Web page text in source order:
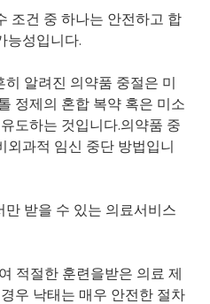
조건 중 하나는 안전하고 합
능성입니다.
알려진 의약품 중절은 미
정제의 혼합 복약 혹은 미소
도하는 것입니다.의약품 중
외과적 임신 중단 방법입니
만 받을 수 있는 의료서비스
적절한 훈련을받은 의료 제
우 낙태는 매우 안전한 절차